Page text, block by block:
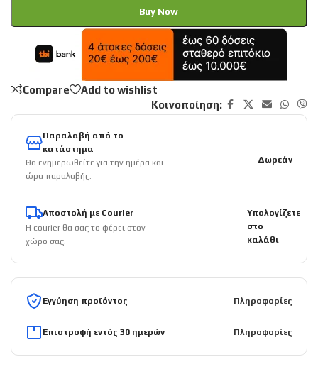
Buy Now
Compare
Add to wishlist
Κοινοποίηση:
Παραλαβή από το
κατάστημα
Θα ενημερωθείτε για την ημέρα και
ώρα παραλαβής.
Δωρεάν
Αποστολή με Courier
Η courier θα σας το φέρει στον
χώρο σας.
Υπολογίζετε
στο
καλάθι
Εγγύηση προϊόντος Πληροφορίες
Επιστροφή εντός 30 ημερών Πληροφορίες